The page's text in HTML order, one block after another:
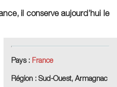
il conserve aujourd’hui le
Pays : France
Région : Sud-Ouest, Armagnac